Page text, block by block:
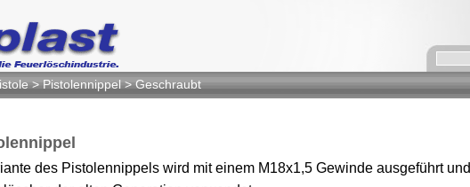
>Pistolennippel>Geschraubt
des Pistolennippels wird mit einem M18x1,5 Gewinde ausgeführt und